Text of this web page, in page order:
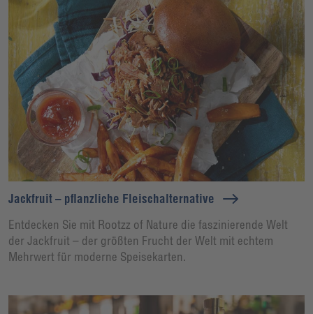
Jackfruit – pflanzliche Fleischalternative
Entdecken Sie mit Rootzz of Nature die faszinierende Welt
der Jackfruit – der größten Frucht der Welt mit echtem
Mehrwert für moderne Speisekarten.